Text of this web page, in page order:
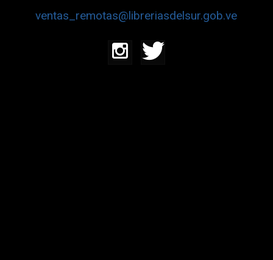
ventas_remotas@libreriasdelsur.gob.ve